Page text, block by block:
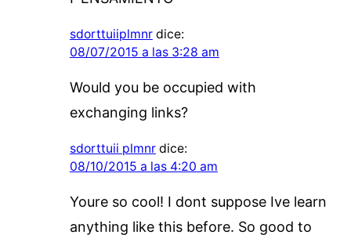
sdorttuiiplmnr dice:
08/07/2015 a las 3:28 am
Would you be occupied with
exchanging links?
sdorttuii plmnr dice:
08/10/2015 a las 4:20 am
Youre so cool! I dont suppose Ive learn
anything like this before. So good to